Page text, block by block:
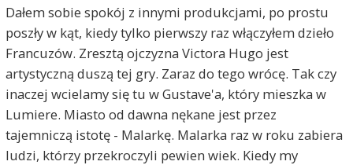
Dałem sobie spokój z innymi produkcjami, po prostu
poszły w kąt, kiedy tylko pierwszy raz włączyłem dzieło
Francuzów. Zresztą ojczyzna Victora Hugo jest
artystyczną duszą tej gry. Zaraz do tego wrócę. Tak czy
inaczej wcielamy się tu w Gustave'a, który mieszka w
Lumiere. Miasto od dawna nękane jest przez
tajemniczą istotę - Malarkę. Malarka raz w roku zabiera
ludzi, którzy przekroczyli pewien wiek. Kiedy my